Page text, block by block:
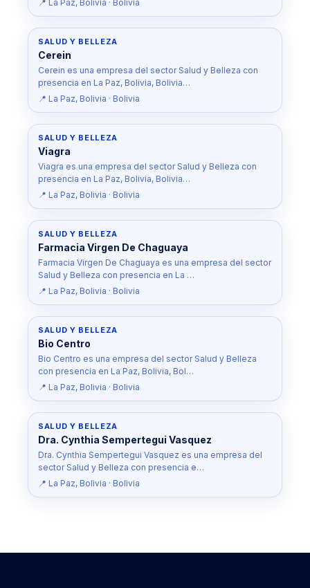
📍 La Paz, Bolivia · Bolivia
SALUD Y BELLEZA
Cerein
Cerein es una empresa del sector Salud y Belleza con
presencia en La Paz, Bolivia, Bolivia…
📍 La Paz, Bolivia · Bolivia
SALUD Y BELLEZA
Viagra
Viagra es una empresa del sector Salud y Belleza con
presencia en La Paz, Bolivia, Bolivia…
📍 La Paz, Bolivia · Bolivia
SALUD Y BELLEZA
Farmacia Virgen De Chaguaya
Farmacia Virgen De Chaguaya es una empresa del sector
Salud y Belleza con presencia en La …
📍 La Paz, Bolivia · Bolivia
SALUD Y BELLEZA
Bio Centro
Bio Centro es una empresa del sector Salud y Belleza
con presencia en La Paz, Bolivia, Bol…
📍 La Paz, Bolivia · Bolivia
SALUD Y BELLEZA
Dra. Cynthia Sempertegui Vasquez
Dra. Cynthia Sempertegui Vasquez es una empresa del
sector Salud y Belleza con presencia e…
📍 La Paz, Bolivia · Bolivia